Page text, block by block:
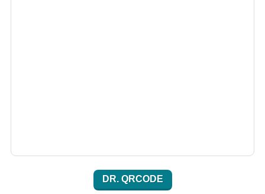
DR. QRCODE